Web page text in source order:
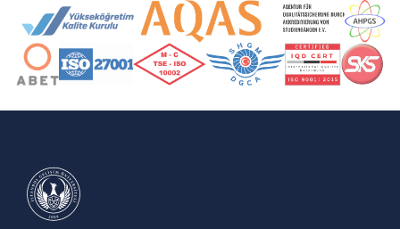
Akreditasyon ve Üyelik Logoları